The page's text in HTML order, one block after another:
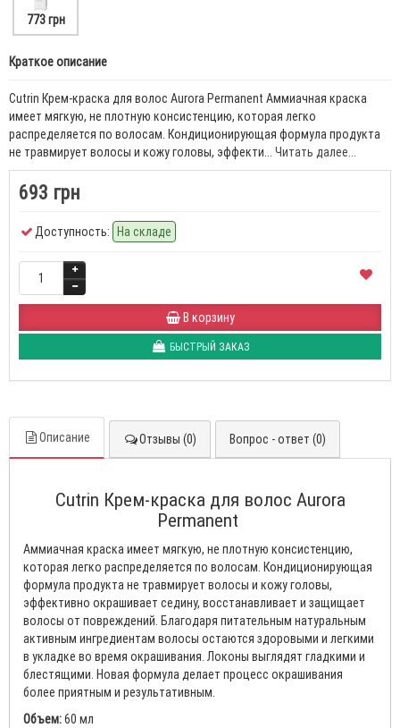
773 грн
Краткое описание
Cutrin Крем-краска для волос Aurora Permanent Аммиачная краска
имеет мягкую, не плотную консистенцию, которая легко
распределяется по волосам. Кондиционирующая формула продукта
не травмирует волосы и кожу головы, эффекти... Читать далее...
693 грн
Доступность: На складе
В корзину
БЫСТРЫЙ ЗАКАЗ
Описание Отзывы (0) Вопрос - ответ (0)
Cutrin Крем-краска для волос Aurora
Permanent
Аммиачная краска имеет мягкую, не плотную консистенцию,
которая легко распределяется по волосам. Кондиционирующая
формула продукта не травмирует волосы и кожу головы,
эффективно окрашивает седину, восстанавливает и защищает
волосы от повреждений. Благодаря питательным натуральным
активным ингредиентам волосы остаются здоровыми и легкими
в укладке во время окрашивания. Локоны выглядят гладкими и
блестящими. Новая формула делает процесс окрашивания
более приятным и результативным.
Объем:60 мл